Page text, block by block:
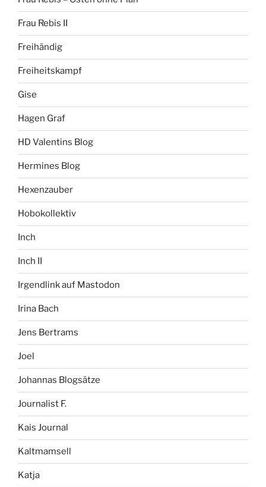
Frau Rebis II
Freihändig
Freiheitskampf
Gise
Hagen Graf
HD Valentins Blog
Hermines Blog
Hexenzauber
Hobokollektiv
Inch
Inch II
Irgendlink auf Mastodon
Irina Bach
Jens Bertrams
Joel
Johannas Blogsätze
Journalist F.
Kais Journal
Kaltmamsell
Katja